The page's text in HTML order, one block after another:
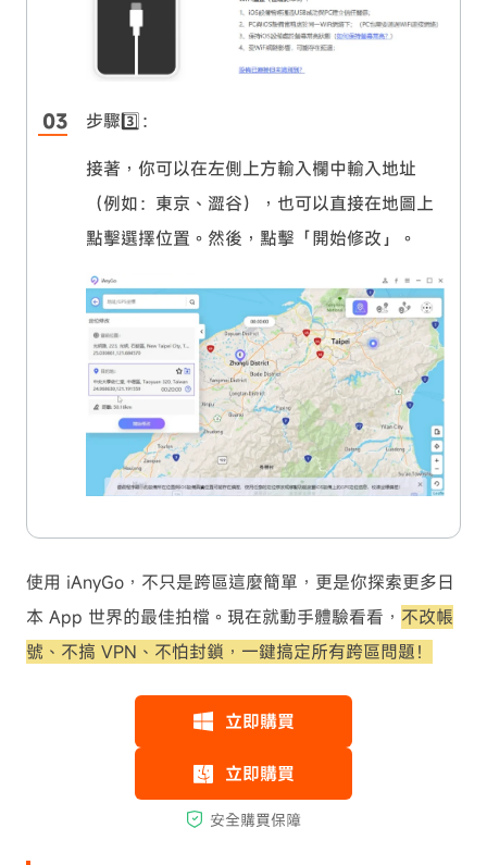
步驟3️⃣：
接著，你可以在左側上方輸入欄中輸入地址
（例如：東京、澀谷），也可以直接在地圖上
點擊選擇位置。然後，點擊「開始修改」。
使用 iAnyGo，不只是跨區這麼簡單，更是你探索更多日
本 App 世界的最佳拍檔。現在就動手體驗看看， 不改帳
號、不搞 VPN、不怕封鎖，一鍵搞定所有跨區問題！